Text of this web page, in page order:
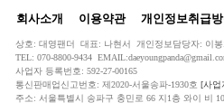
회사소개 이용약관 개인정보취급
상호: 대영팬더 대표: 나현서 개인정보담당자: 이봉
TEL: 070-8800-9434
사업자 등록번호: 592-27-00165
통신판매업신고번호: 제2020-서울송파-1930호 [사업
주소: 서울특별시 송파구 충민로 66 지1층 와이 비